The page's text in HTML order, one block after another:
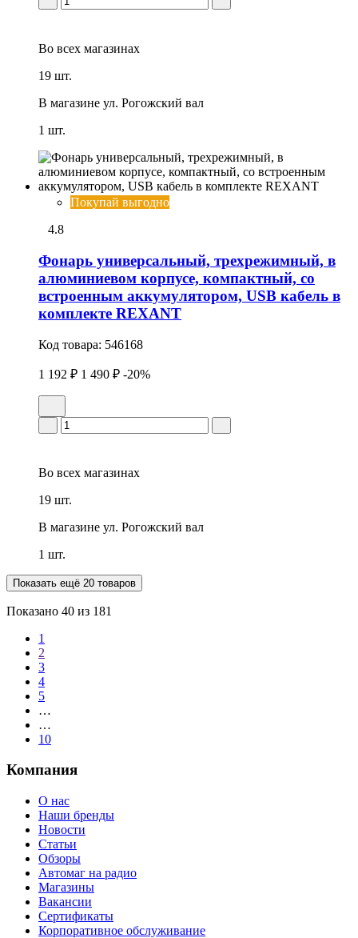
Во всех магазинах
19 шт.
В магазине ул. Рогожский вал
1 шт.
Покупай выгодно
4.8
Фонарь универсальный, трехрежимный, в
алюминиевом корпусе, компактный, со
встроенным аккумулятором, USB кабель в
комплекте REXANT
Код товара: 546168
1 192 ₽ 1 490 ₽ -20%
Во всех магазинах
19 шт.
В магазине ул. Рогожский вал
1 шт.
Показать ещё 20 товаров
Показано 40 из 181
1
2
3
4
5
…
…
10
Компания
О нас
Наши бренды
Новости
Статьи
Обзоры
Автомаг на радио
Магазины
Вакансии
Сертификаты
Корпоративное обслуживание